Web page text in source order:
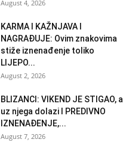
August 4, 2026
KARMA I KAŽNJAVA I
NAGRAĐUJE: Ovim znakovima
stiže iznenađenje toliko
LIJEPO...
August 2, 2026
BLIZANCI: VIKEND JE STIGAO, a
uz njega dolazi I PREDIVNO
IZNENAĐENJE,...
August 7, 2026